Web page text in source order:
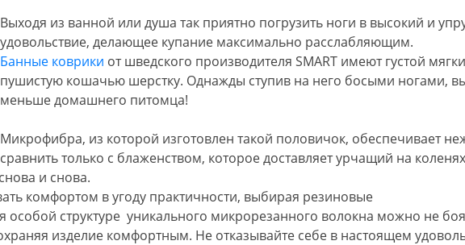
Выходя из ванной или душа так приятно погрузить ноги в высокий и
удовольствие, делающее купание максимально расслабляющим.
Банные коврики от шведского производителя SMART имеют густой
пушистую кошачью шерстку. Однажды ступив на него босыми ногами,
меньше домашнего питомца!
Микрофибра, из которой изготовлен такой половичок, обеспечивает
сравнить только с блаженством, которое доставляет урчащий на
и снова.
комфортом в угоду практичности, выбирая резиновые
особой структуре уникального микрорезанного волокна можно не
изделие комфортным. Не отказывайте себе в настоящем